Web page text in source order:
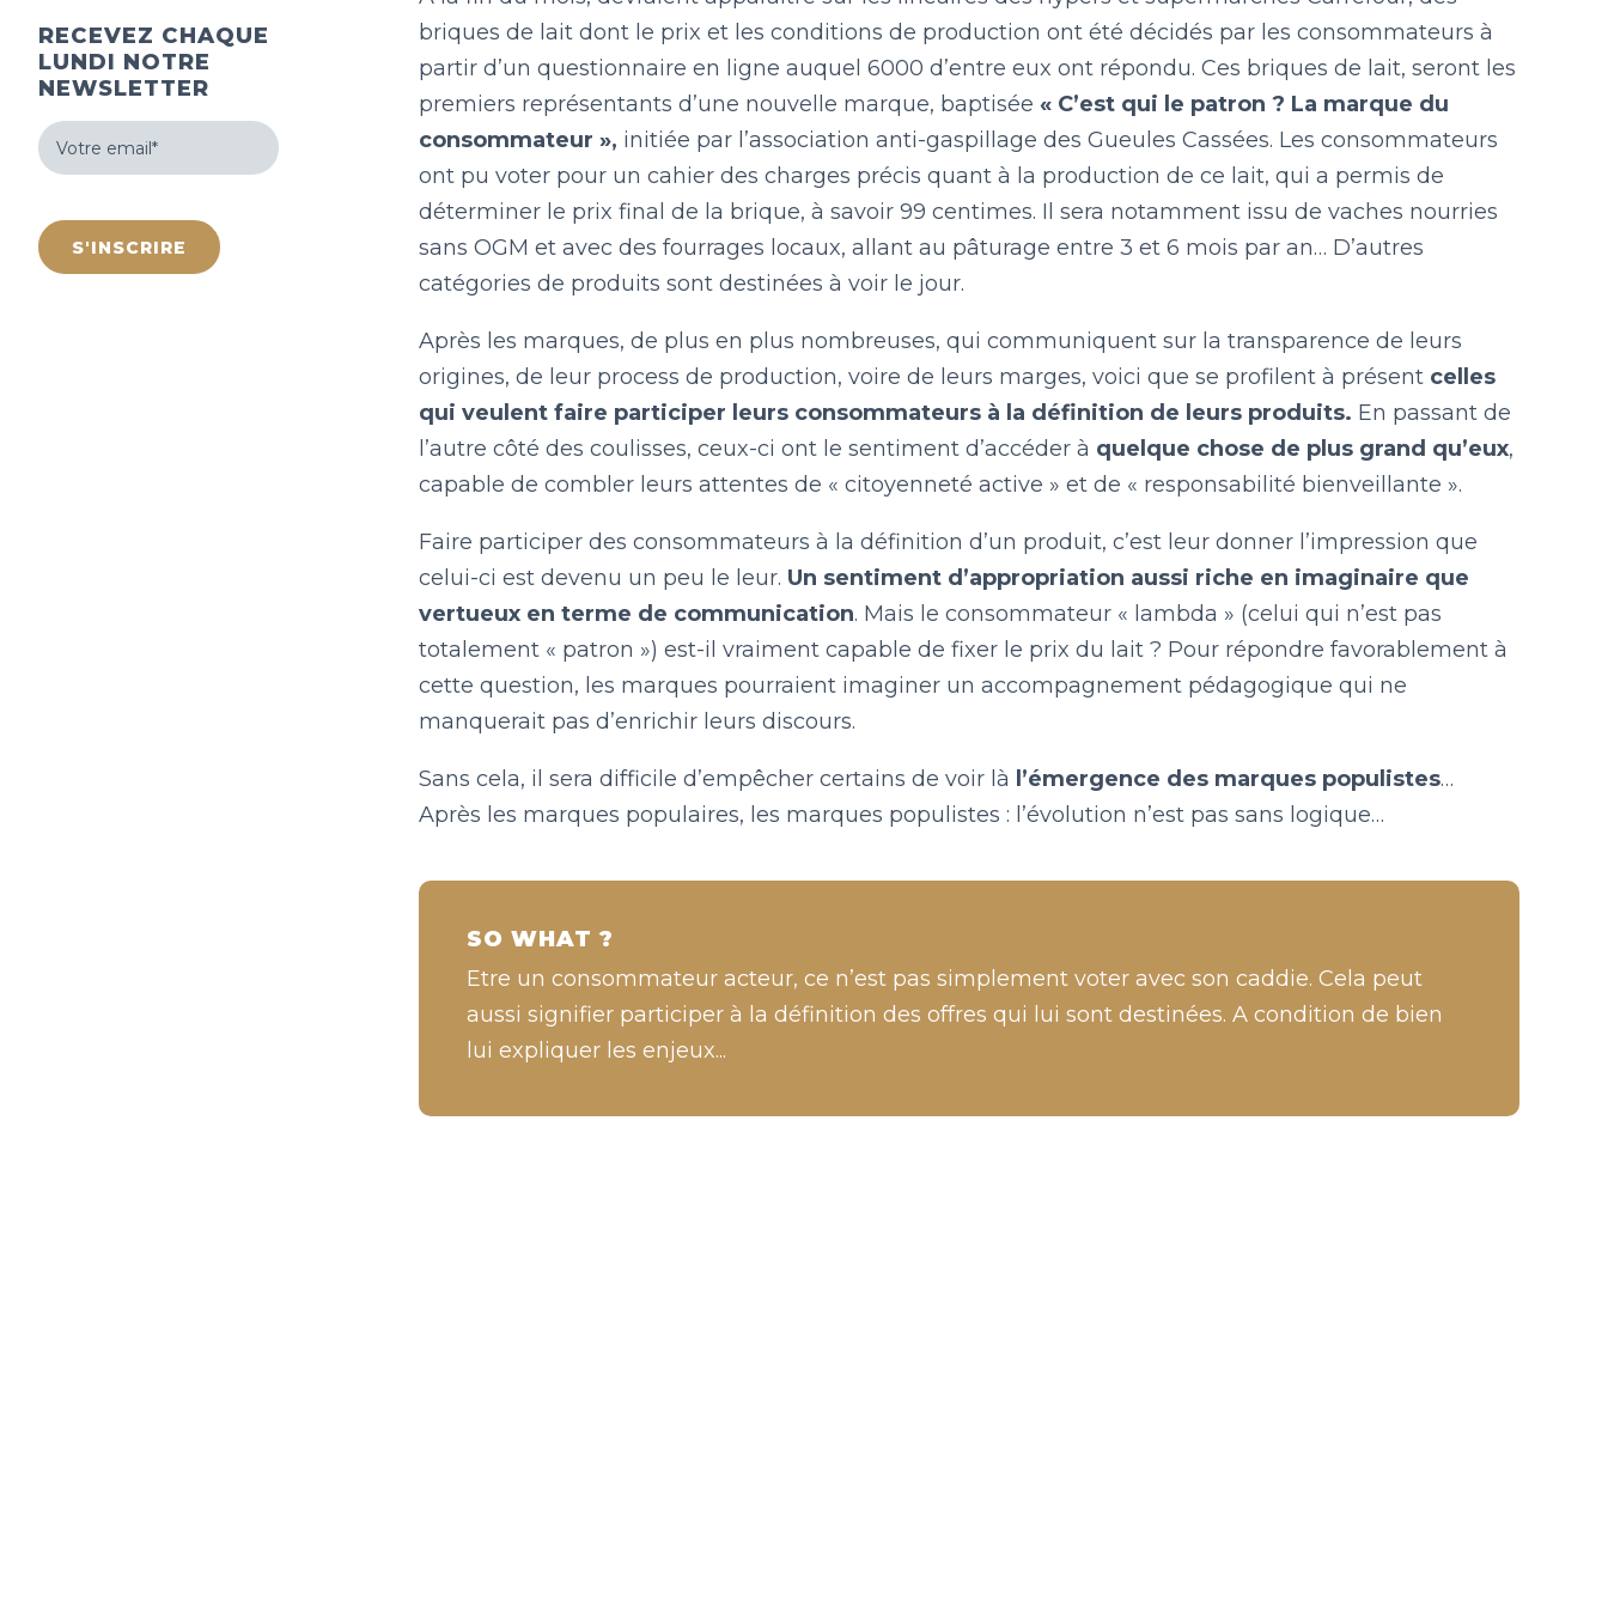
LE BILLET DU LUNDI
CONTACT
RECEVEZ CHAQUE
LUNDI NOTRE
NEWSLETTER
Votre
email
(Nécessaire)
briques de lait dont le prix et les conditions de production ont été décidés par les consommateurs à
partir d’un questionnaire en ligne auquel 6000 d’entre eux ont répondu. Ces briques de lait, seront les
premiers représentants d’une nouvelle marque, baptisée « C’est qui le patron ? La marque du
consommateur », initiée par l’association anti-gaspillage des Gueules Cassées. Les consommateurs
ont pu voter pour un cahier des charges précis quant à la production de ce lait, qui a permis de
déterminer le prix final de la brique, à savoir 99 centimes. Il sera notamment issu de vaches nourries
sans OGM et avec des fourrages locaux, allant au pâturage entre 3 et 6 mois par an… D’autres
catégories de produits sont destinées à voir le jour.
Après les marques, de plus en plus nombreuses, qui communiquent sur la transparence de leurs
origines, de leur process de production, voire de leurs marges, voici que se profilent à présent celles
qui veulent faire participer leurs consommateurs à la définition de leurs produits. En passant de
l’autre côté des coulisses, ceux-ci ont le sentiment d’accéder à quelque chose de plus grand qu’eux,
capable de combler leurs attentes de « citoyenneté active » et de « responsabilité bienveillante ».
Faire participer des consommateurs à la définition d’un produit, c’est leur donner l’impression que
celui-ci est devenu un peu le leur. Un sentiment d’appropriation aussi riche en imaginaire que
vertueux en terme de communication. Mais le consommateur « lambda » (celui qui n’est pas
totalement « patron ») est-il vraiment capable de fixer le prix du lait ? Pour répondre favorablement à
cette question, les marques pourraient imaginer un accompagnement pédagogique qui ne
manquerait pas d’enrichir leurs discours.
Sans cela, il sera difficile d’empêcher certains de voir là l’émergence des marques populistes…
Après les marques populaires, les marques populistes : l’évolution n’est pas sans logique…
SO WHAT ?
Etre un consommateur acteur, ce n’est pas simplement voter avec son caddie. Cela peut
aussi signifier participer à la définition des offres qui lui sont destinées. A condition de bien
lui expliquer les enjeux...